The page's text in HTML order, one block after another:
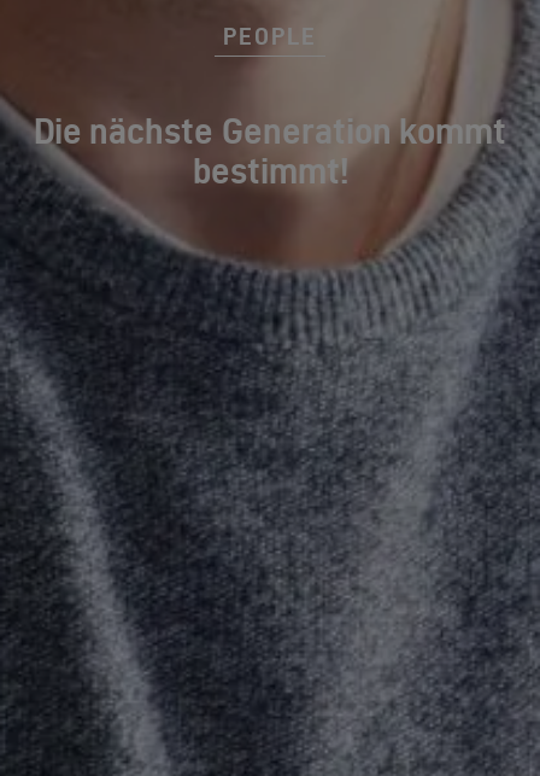
Die nächste Generation kommt
bestimmt!
PEOPLE